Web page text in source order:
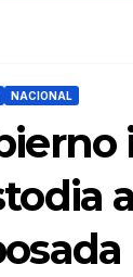
NACIONAL